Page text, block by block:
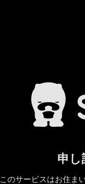
申し
このサービスはお住ま